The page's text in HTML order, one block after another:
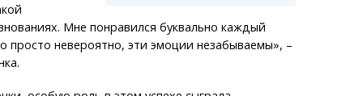
Мне понравился буквально каждый
просто невероятно, эти эмоции незабываемы», –